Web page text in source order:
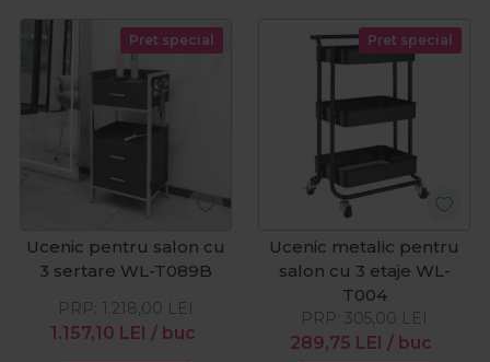
Pret special
Ucenic pentru salon cu
3 sertare WL-T089B
1.157,10 LEI / buc
PRP: 1.218,00 LEI
Pret special
Ucenic metalic pentru
salon cu 3 etaje WL-
T004
289,75 LEI / buc
PRP: 305,00 LEI